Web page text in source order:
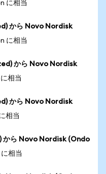
に相当
から Novo Nordisk
に相当
から Novo Nordisk
相当
から Novo Nordisk
相当
から Novo Nordisk (Ondo
相当